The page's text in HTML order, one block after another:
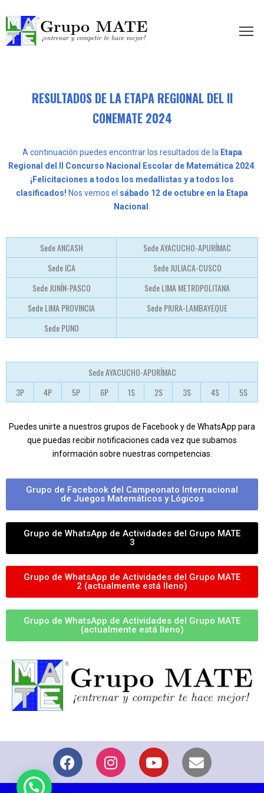
te hace mejor!
RESULTADOS DE LA ETAPA REGIONAL DEL II
CONEMATE 2024
A continuación puedes encontrar los resultados de la Etapa
Regional del II Concurso Nacional Escolar de Matemática 2024.
¡Felicitaciones a todos los medallistas y a todos los
clasificados! Nos vemos el sábado 12 de octubre en la Etapa
Nacional .
Sede ANCASH
Sede AYACUCHO-APURÍMAC
Sede ICA
Sede JULIACA-CUSCO
Sede JUNÍN-PASCO
Sede LIMA METROPOLITANA
Sede LIMA PROVINCIA
Sede PIURA-LAMBAYEQUE
Sede PUNO
Sede AYACUCHO-APURÍMAC
3P
4P 5P 6P 1S 2S 3S 4S 5S
Puedes unirte a nuestros grupos de Facebook y de WhatsApp para
que puedas recibir notificaciones cada vez que subamos
información sobre nuestras competencias.
Grupo de Facebook del Campeonato Internacional
de Juegos Matemáticos y Lógicos
Grupo de WhatsApp de Actividades del Grupo MATE
3
Grupo de WhatsApp de Actividades del Grupo MATE
2 (actualmente está lleno)
Grupo de WhatsApp de Actividades del Grupo MATE
(actualmente está lleno)